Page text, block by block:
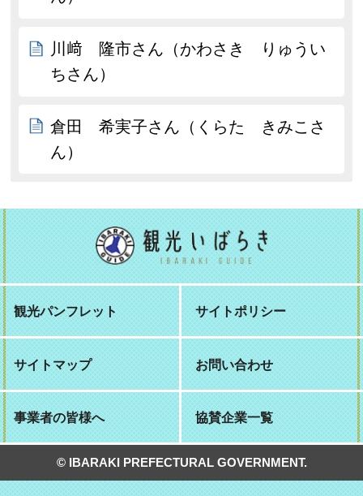
川﨑 隆市さん（かわさき りゅうい
ちさん）
倉田 希実子さん（くらた きみこさ
ん）
観光パンフレット サイトポリシー
サイトマップ お問い合わせ
事業者の皆様へ 協賛企業一覧
© IBARAKI PREFECTURAL GOVERNMENT.